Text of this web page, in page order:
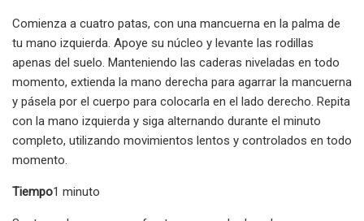
Comienza a cuatro patas, con una mancuerna en la palma de
tu mano izquierda. Apoye su núcleo y levante las rodillas
apenas del suelo. Manteniendo las caderas niveladas en todo
momento, extienda la mano derecha para agarrar la mancuerna
y pásela por el cuerpo para colocarla en el lado derecho. Repita
con la mano izquierda y siga alternando durante el minuto
completo, utilizando movimientos lentos y controlados en todo
momento.
Tiempo1 minuto